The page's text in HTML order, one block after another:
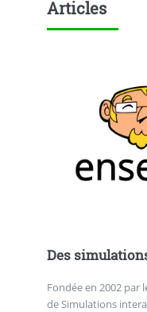
Articles
Des
Fondée en 2002 par
de Simulations